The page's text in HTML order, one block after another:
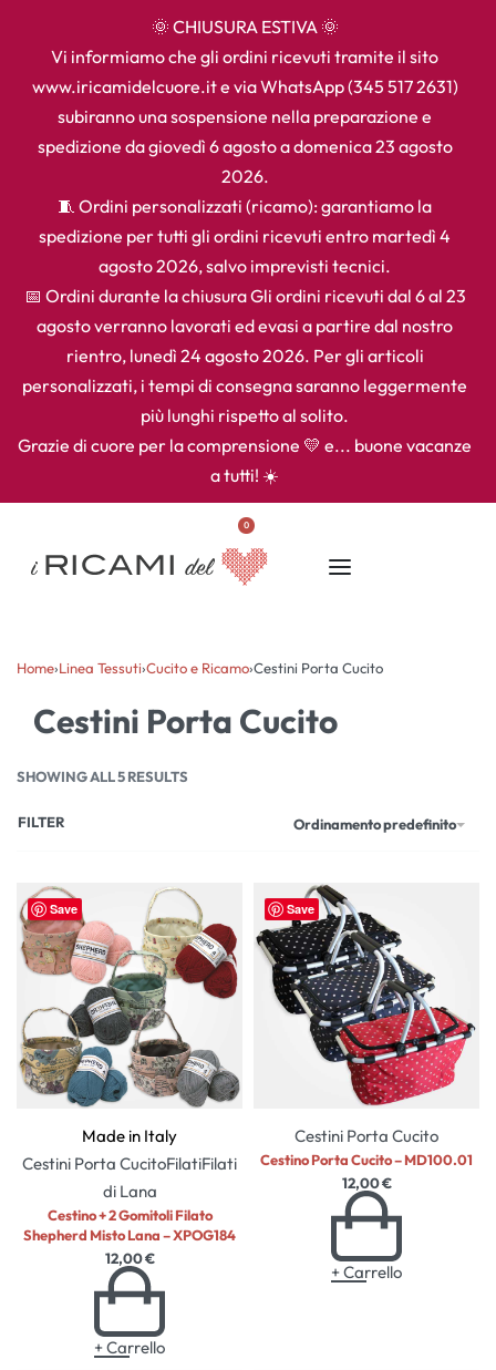
🌞 CHIUSURA ESTIVA 🌞
Vi informiamo che gli ordini ricevuti tramite il sito
www.iricamidelcuore.it e via WhatsApp (345 517 2631)
subiranno una sospensione nella preparazione e
spedizione da giovedì 6 agosto a domenica 23 agosto
2026.
🧵 Ordini personalizzati (ricamo): garantiamo la
spedizione per tutti gli ordini ricevuti entro martedì 4
agosto 2026, salvo imprevisti tecnici.
📅 Ordini durante la chiusura Gli ordini ricevuti dal 6 al 23
agosto verranno lavorati ed evasi a partire dal nostro
rientro, lunedì 24 agosto 2026. Per gli articoli
personalizzati, i tempi di consegna saranno leggermente
più lunghi rispetto al solito.
Grazie di cuore per la comprensione 💛 e... buone vacanze
a tutti! ☀️
0
Home›Linea Tessuti›Cucito e Ricamo›Cestini Porta Cucito
Cestini Porta Cucito
SHOWING ALL 5 RESULTS
Ordinamento predefinito
FILTER
Save
Made in Italy
Cestini Porta CucitoFilatiFilati
di Lana
Cestino + 2 Gomitoli Filato
Shepherd Misto Lana – XPOG184
12,00€
+ Carrello
Save
Cestini Porta Cucito
Cestino Porta Cucito – MD100.01
12,00€
+ Carrello